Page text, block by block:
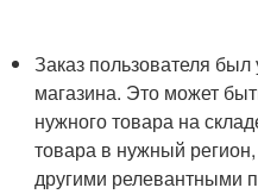
Заказ пользователя
магазина. Это может
нужного товара на
товара в нужный
другими релевантными